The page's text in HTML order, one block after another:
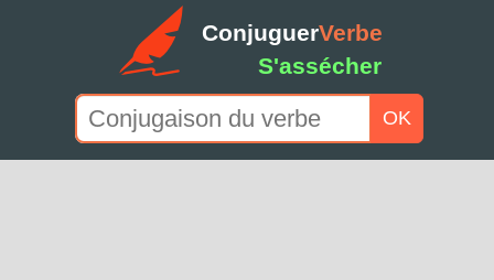
ConjuguerVerbe
S'assécher
OK